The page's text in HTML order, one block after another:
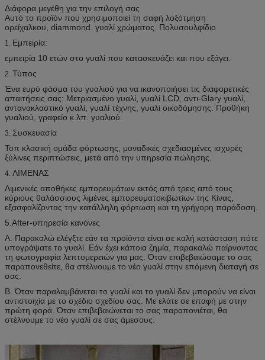
Διάφορα μεγέθη για την επιλογή σας
Αυτό το προϊόν που χρησιμοποιεί τη σαφή λοξότμηση
ορείχαλκου, diammond. γυαλί χρώματος. Πολυσουλφίδιο
1. Εμπειρία:
εμπειρία 10 ετών στο γυαλί που κατασκευάζει και που εξάγει.
2. Τύπος
Ένα ευρύ φάσμα του γυαλιού για να ικανοποιήσει τις διαφορετικές
απαιτήσεις σας: Μετριασμένο γυαλί, γυαλί LCD, αντι-Glary γυαλί,
αντανακλαστικό γυαλί, γυαλί τέχνης, γυαλί οικοδόμησης. Προθήκη
γυαλιού, γραφείο κ.λπ. γυαλιού.
3. Συσκευασία
Τοπ κλασική ομάδα φόρτωσης, μοναδικές σχεδιασμένες ισχυρές
ξύλινες περιπτώσεις, μετά από την υπηρεσία πώλησης.
4. ΛΙΜΕΝΑΣ
Λιμενικές αποθήκες εμπορευμάτων εκτός από τρεις από τους
κύριους θαλάσσιους λιμένες εμπορευματοκιβωτίων της Κίνας,
εξασφαλίζοντας την κατάλληλη φόρτωση και τη γρήγορη παράδοση.
5.After-υπηρεσία κανόνες
Α. Παρακαλώ ελέγξτε εάν τα προϊόντα είναι σε καλή κατάσταση πότε
υπογράψατε το γυαλί. Εάν έχει κάποια ζημία, παρακαλώ παίρνοντας
τη φωτογραφία λεπτομερειών για μας. Όταν επιβεβαιώσαμε το σας
παραπονεθείτε, θα στέλνουμε το νέο γυαλί στην επόμενη διαταγή σε
σας.
Β. Όταν παραλαμβάνεται το γυαλί και το γυαλί δεν μπορούν να είναι
αντιστοιχία με το σχέδιο σχεδίου σας. Με ελάτε σε επαφή με στην
πρώτη φορά. Όταν επιβεβαιώνεται το σας παραπονιέται, θα
στέλνουμε το νέο γυαλί σε σας άμεσους.